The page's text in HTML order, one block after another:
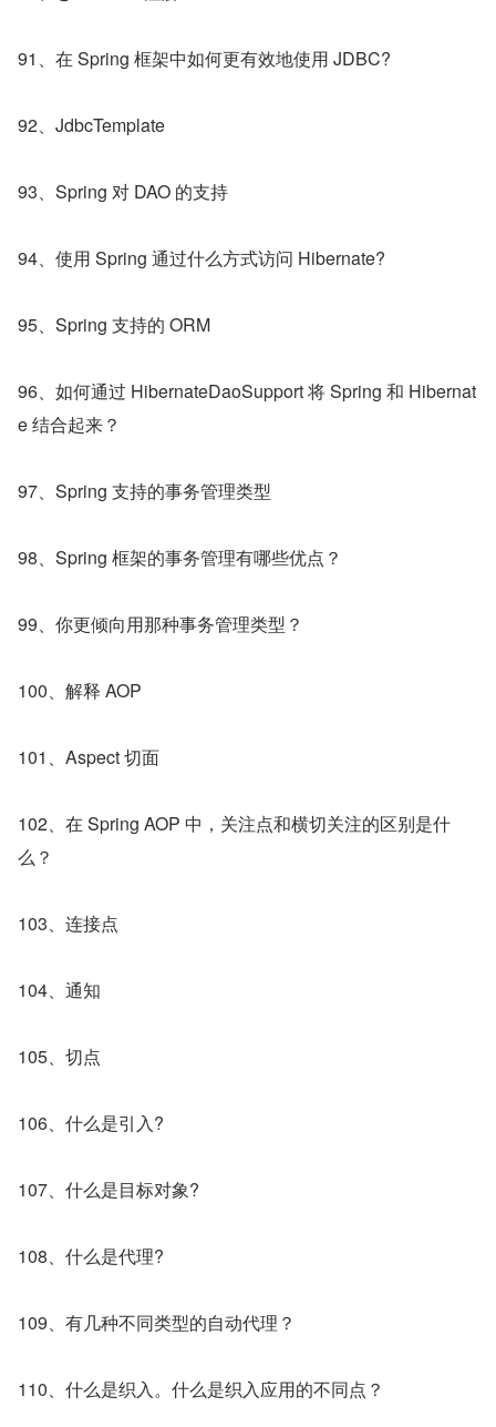
91、在 Spring 框架中如何更有效地使用 JDBC?
92、JdbcTemplate
93、Spring 对 DAO 的支持
94、使用 Spring 通过什么方式访问 Hibernate?
95、Spring 支持的 ORM
96、如何通过 HibernateDaoSupport 将 Spring 和 Hibernat
e 结合起来？
97、Spring 支持的事务管理类型
98、Spring 框架的事务管理有哪些优点？
99、你更倾向用那种事务管理类型？
100、解释 AOP
101、Aspect 切面
102、在 Spring AOP 中，关注点和横切关注的区别是什
么？
103、连接点
104、通知
105、切点
106、什么是引入?
107、什么是目标对象?
108、什么是代理?
109、有几种不同类型的自动代理？
110、什么是织入。什么是织入应用的不同点？